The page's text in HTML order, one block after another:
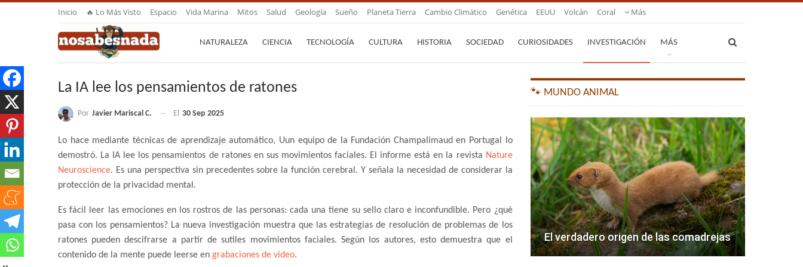
Inicio 🔥 Lo Más Visto Espacio Vida Marina Mitos Salud Geología Sueño Planeta Tierra Cambio Climático Genética EEUU Volcán Coral Más
NATURALEZA CIENCIA TECNOLOGÍA CULTURA HISTORIA SOCIEDAD CURIOSIDADES INVESTIGACIÓN MÁS
La IA lee los pensamientos de ratones
Por Javier Mariscal C. El 30 Sep 2025
Lo hace mediante técnicas de aprendizaje automático, Uun equipo de la Fundación Champalimaud en Portugal lo
demostró. La IA lee los pensamientos de ratones en sus movimientos faciales. El informe está en la revista Nature
Neuroscience. Es una perspectiva sin precedentes sobre la función cerebral. Y señala la necesidad de considerar la
protección de la privacidad mental.
Es fácil leer las emociones en los rostros de las personas: cada una tiene su sello claro e inconfundible. Pero ¿qué
pasa con los pensamientos? La nueva investigación muestra que las estrategias de resolución de problemas de los
ratones pueden descifrarse a partir de sutiles movimientos faciales. Según los autores, esto demuestra que el
contenido de la mente puede leerse en grabaciones de vídeo.
🐾 MUNDO ANIMAL
El verdadero origen de las comadrejas